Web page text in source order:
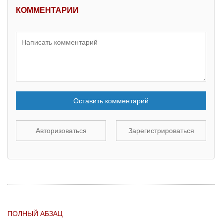
КОММЕНТАРИИ
Оставить комментарий
Авторизоваться Зарегистрироваться
ПОЛНЫЙ АБЗАЦ